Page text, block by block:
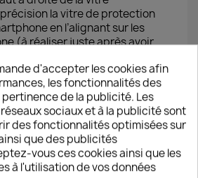
la vitre de protection
en l’alignant sur les
(à réaliser juste après avoir
pressions du centre vers les
progressivement les
d'air
d'accepter les cookies afin
les fonctionnalités des
de la publicité. Les
sociaux et à la publicité sont
des fonctionnalités optimisées sur
que des publicités
vous ces cookies ainsi que les
à l'utilisation de vos données